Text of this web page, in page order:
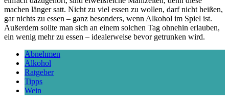
machen länger satt. Nicht zu viel essen zu wollen, darf nicht heißen,
gar nichts zu essen – ganz besonders, wenn Alkohol im Spiel ist.
Außerdem sollte man sich an einem solchen Tag ohnehin erlauben,
ein wenig mehr zu essen – idealerweise bevor getrunken wird.
Abnehmen
Alkohol
Ratgeber
Tipps
Wein